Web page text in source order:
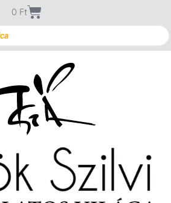
0 Ft